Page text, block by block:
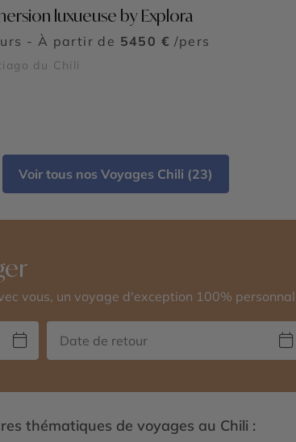
luxueuse by Explora
- À partir de 5450 € /pers
du Chili
Voir tous nos Voyages Chili (23)
vous, un voyage d'exception 100%
thématiques de voyages au Chili :